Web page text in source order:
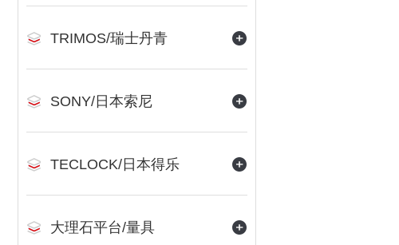
TRIMOS/瑞士丹青
SONY/日本索尼
TECLOCK/日本得乐
大理石平台/量具